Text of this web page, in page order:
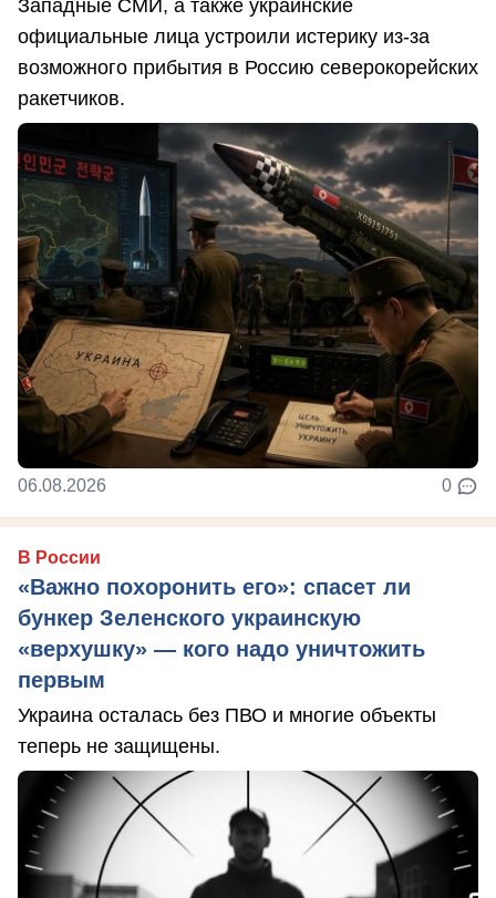
Западные СМИ, а также украинские
официальные лица устроили истерику из-за
возможного прибытия в Россию северокорейских
ракетчиков.
06.08.2026 0
В России
«Важно похоронить его»: спасет ли
бункер Зеленского украинскую
«верхушку» — кого надо уничтожить
первым
Украина осталась без ПВО и многие объекты
теперь не защищены.